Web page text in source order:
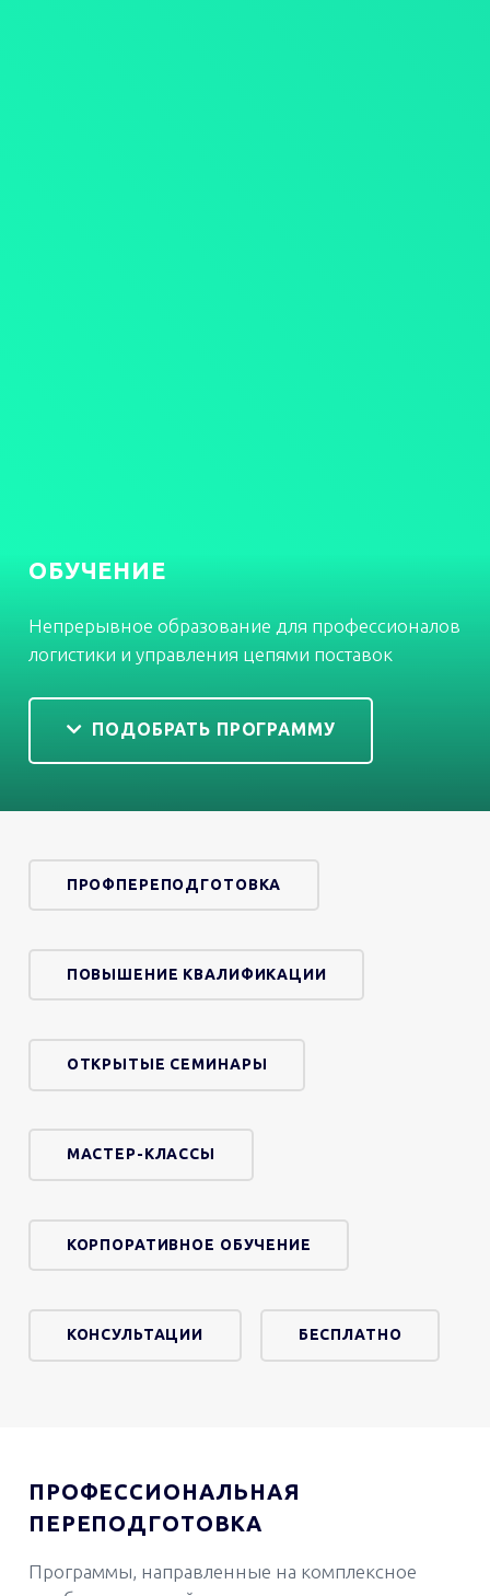
ОБУЧЕНИЕ
Непрерывное образование для профессионалов
логистики и управления цепями поставок
ПОДОБРАТЬ ПРОГРАММУ
ПРОФПЕРЕПОДГОТОВКА
ПОВЫШЕНИЕ КВАЛИФИКАЦИИ
ОТКРЫТЫЕ СЕМИНАРЫ
МАСТЕР-КЛАССЫ
КОРПОРАТИВНОЕ ОБУЧЕНИЕ
КОНСУЛЬТАЦИИ БЕСПЛАТНО
ПРОФЕССИОНАЛЬНАЯ
ПЕРЕПОДГОТОВКА
Программы, направленные на комплексное